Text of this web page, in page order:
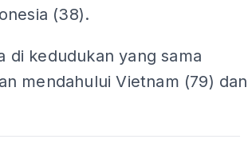
(38).
di kedudukan yang sama
mendahului Vietnam (79) dan